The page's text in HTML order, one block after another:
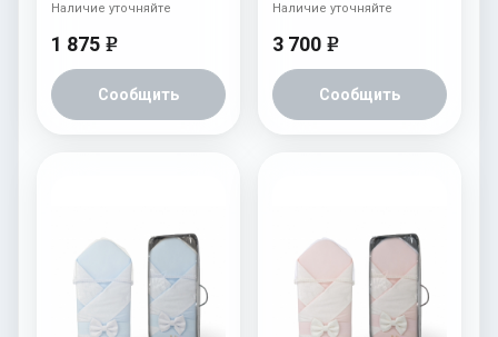
1 875 e
Сообщить
Наличие уточняйте
3 700 e
Сообщить
Наличие уточняйте